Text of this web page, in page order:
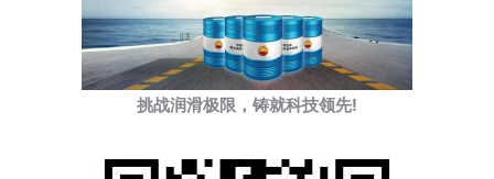
挑战润滑极限，铸就科技领先!